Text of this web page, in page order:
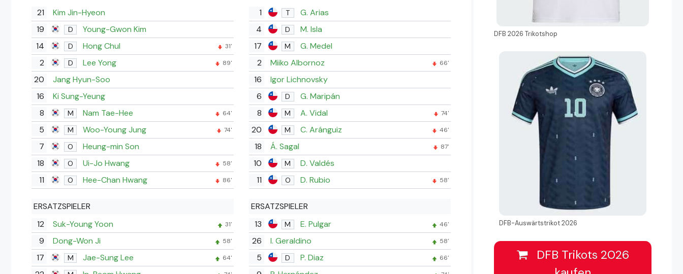
21
Kim Jin-Hyeon
19
D
Young-Gwon Kim
14
D Hong Chul 31'
2 D Lee Yong 89'
20
Jang Hyun-Soo
16
Ki Sung-Yeung
8
M Nam Tae-Hee 64'
5 M Woo-Young Jung 74'
7 O
Heung-min Son
18
O Ui-Jo Hwang 58'
11 O Hee-Chan Hwang 86'
ERSATZSPIELER
12
Suk-Young Yoon 31'
9 Dong-Won Ji 58'
17 M Jae-Sung Lee 64'
1 T
G. Arias
4
D
M. Isla
17
M
G. Medel
2
Miiko Albornoz 66'
16
Igor Lichnovsky
6
D
G. Maripán
8
M A. Vidal 74'
20 M C. Aránguiz 46'
18 Á. Sagal 87'
10 M
D. Valdés
11
O D. Rubio 58'
ERSATZSPIELER
13
M E. Pulgar 46'
26 I. Geraldino 58'
5 D P. Diaz 66'
DFB 2026 Trikotshop
DFB-Auswärtstrikot 2026
DFB Trikots 2026